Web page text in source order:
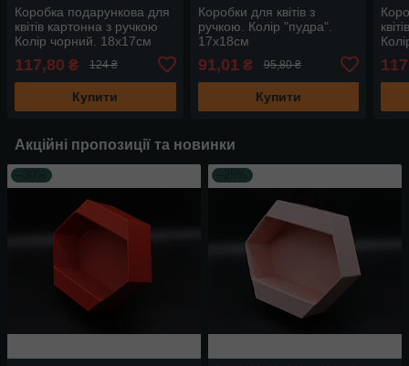
Коробка подарункова для
квітів картонна з ручкою
Колір чорний. 18х17см
117,80 ₴ 124 ₴
Купити
Коробки для квітів з
ручкою. Колір "пудра".
17х18см
91,01₴ 95,80 ₴
Купити
Акційні пропозиції та новинки